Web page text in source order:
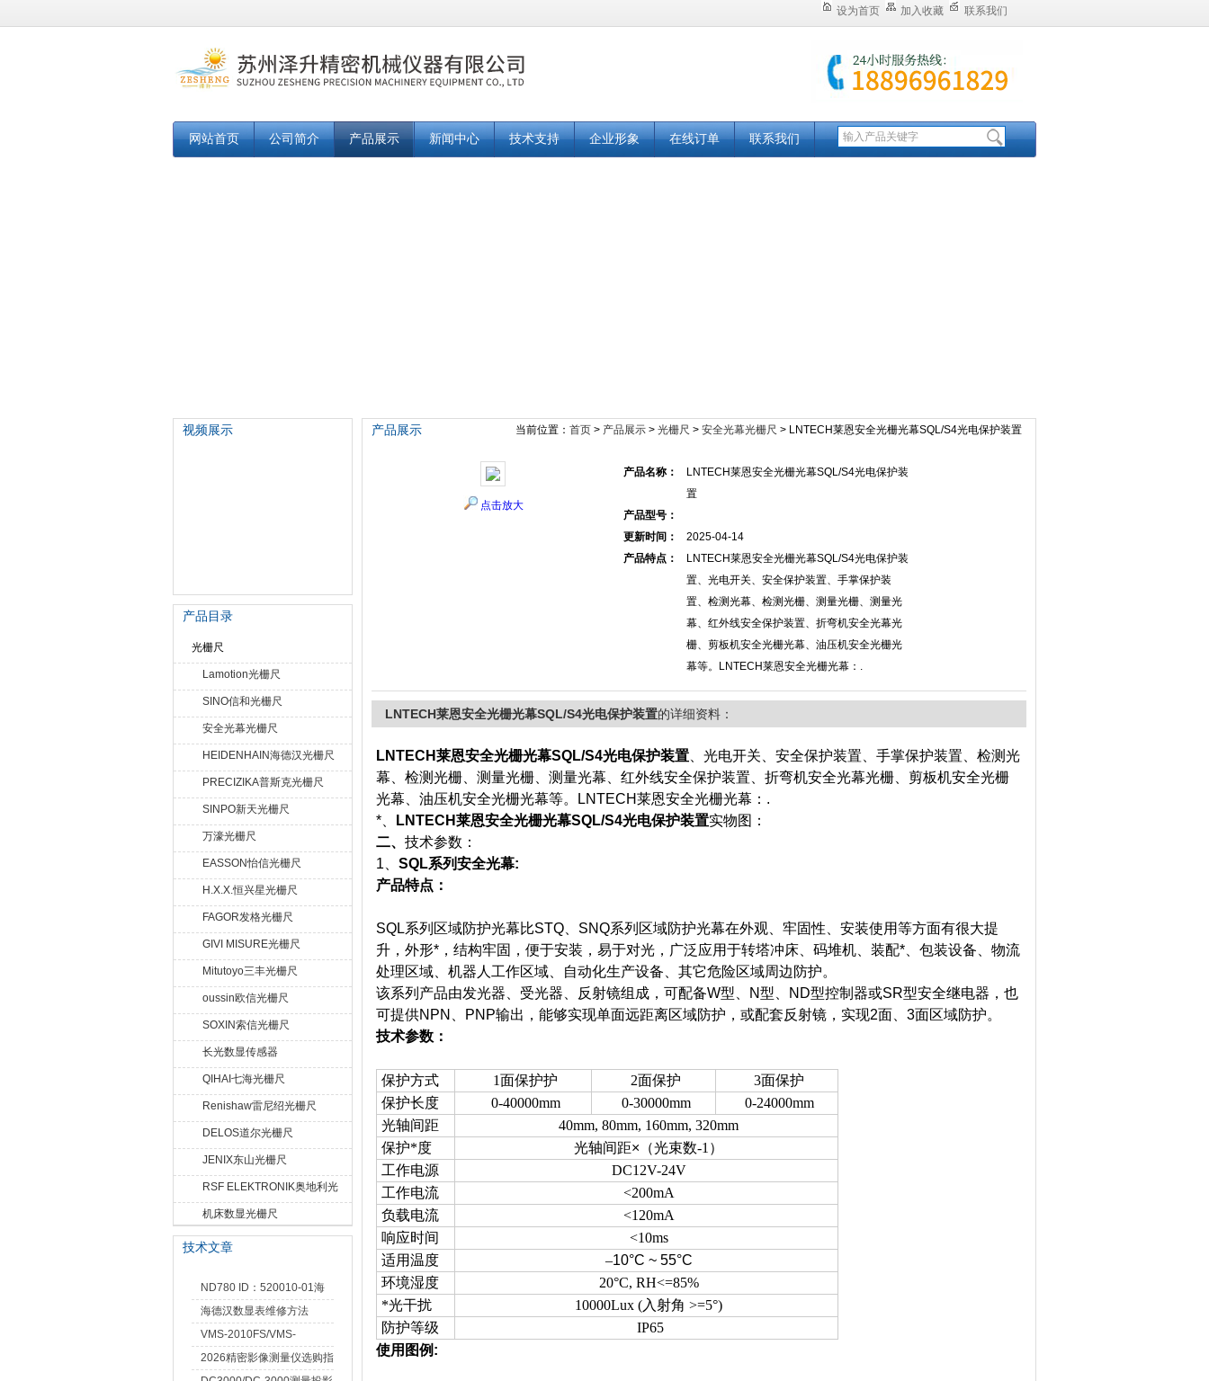
设为首页 加入收藏 联系我们
网站首页 公司简介 产品展示 新闻中心 技术支持 企业形象 在线订单 联系我们
视频展示
产品目录
光栅尺
Lamotion光栅尺
SINO信和光栅尺
安全光幕光栅尺
HEIDENHAIN海德汉光栅尺
PRECIZIKA普斯克光栅尺
SINPO新天光栅尺
万濠光栅尺
EASSON怡信光栅尺
H.X.X.恒兴星光栅尺
FAGOR发格光栅尺
GIVI MISURE光栅尺
Mitutoyo三丰光栅尺
oussin欧信光栅尺
SOXIN索信光栅尺
长光数显传感器
QIHAI七海光栅尺
Renishaw雷尼绍光栅尺
DELOS道尔光栅尺
JENIX东山光栅尺
RSF ELEKTRONIK奥地利光
栅尺
机床数显光栅尺
技术文章
ND780 ID：520010-01海
德汉数显表故障维修内容
海德汉数显表维修方法
VMS-2010FS/VMS-
3020FS/VMS-4030FS手动
2026精密影像测量仪选购指
产品展示 当前位置： 首页 > 产品展示 > 光栅尺 > 安全光幕光栅尺 > LNTECH莱恩安全光栅光幕SQL/S4光电保护装置
点击放大
产品名称：
LNTECH莱恩安全光栅光幕SQL/S4光电保护装
置
产品型号：
更新时间：
2025-04-14
产品特点：
LNTECH莱恩安全光栅光幕SQL/S4光电保护装
置、光电开关、安全保护装置、手掌保护装
置、检测光幕、检测光栅、测量光栅、测量光
幕、红外线安全保护装置、折弯机安全光幕光
栅、剪板机安全光栅光幕、油压机安全光栅光
幕等。LNTECH莱恩安全光栅光幕：.
LNTECH莱恩安全光栅光幕SQL/S4光电保护装置的详细资料：
LNTECH莱恩安全光栅光幕SQL/S4光电保护装置 、光电开关、安全保护装置、手掌保护装置、检测光
幕、检测光栅、测量光栅、测量光幕、红外线安全保护装置、折弯机安全光幕光栅、剪板机安全光栅
光幕、油压机安全光栅光幕等。LNTECH莱恩安全光栅光幕：.
*、
LNTECH莱恩安全光栅光幕SQL/S4光电保护装置实物图：
二、 技术参数：
1、 SQL系列安全光幕:
产品特点：
SQL系列区域防护光幕比STQ、SNQ系列区域防护光幕在外观、牢固性、安装使用等方面有很大提
升，外形*，结构牢固，便于安装，易于对光，广泛应用于转塔冲床、码堆机、装配*、包装设备、物流
处理区域、机器人工作区域、自动化生产设备、其它危险区域周边防护。
该系列产品由发光器、受光器、反射镜组成，可配备W型、N型、ND型控制器或SR型安全继电器，也
可提供NPN、PNP输出，能够实现单面远距离区域防护，或配套反射镜，实现2面、3面区域防护。
技术参数：
保护方式 1面保护护 2面保护 3面保护
保护长度
0-40000mm 0-30000mm
0-24000mm
光轴间距
40mm, 80mm, 160mm, 320mm
保护*度
光轴间距× （光束数-1）
工作电源
DC12V-24V
工作电流
<200mA
负载电流
<120mA
响应时间
<10ms
适用温度
–10°C ~ 55°C
环境湿度
20°C, RH<=85%
*光干扰
10000Lux (入射角 >=5°)
防护等级
IP65
使用图例: